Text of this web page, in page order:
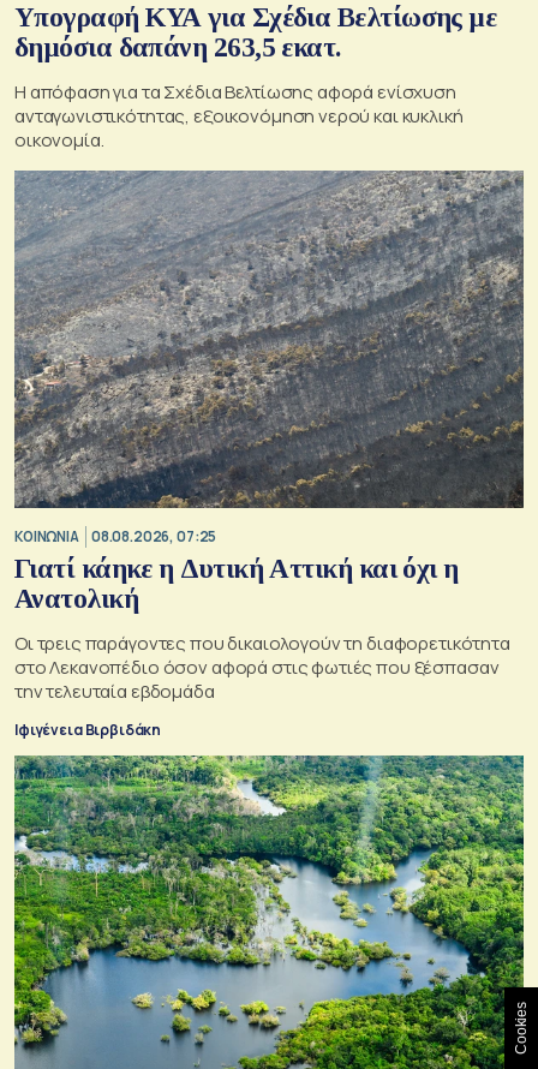
Υπογραφή ΚΥΑ για Σχέδια Βελτίωσης με
δημόσια δαπάνη 263,5 εκατ.
Η απόφαση για τα Σχέδια Βελτίωσης αφορά ενίσχυση
ανταγωνιστικότητας, εξοικονόμηση νερού και κυκλική
οικονομία.
ΚΟΙΝΩΝΙΑ 08.08.2026, 07:25
Γιατί κάηκε η Δυτική Αττική και όχι η
Ανατολική
Oι τρεις παράγοντες που δικαιολογούν τη διαφορετικότητα
στο Λεκανοπέδιο όσον αφορά στις φωτιές που ξέσπασαν
την τελευταία εβδομάδα
Ιφιγένεια Βιρβιδάκη
Cookies